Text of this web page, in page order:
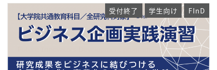
受付終了 学生向け FInD